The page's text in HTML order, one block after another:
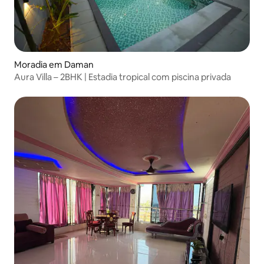
Moradia em Daman
Aura Villa – 2BHK | Estadia tropical com piscina privada